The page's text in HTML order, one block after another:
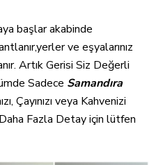
başlar akabinde
ve eşyalarınız
Artık Gerisi Siz Değerli
Sadece Samandıra
Çayınızı veya Kahvenizi
Fazla Detay için lütfen